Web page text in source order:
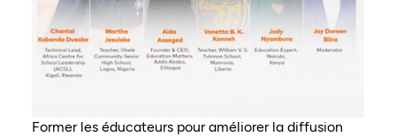
Former les éducateurs pour améliorer la diffusion